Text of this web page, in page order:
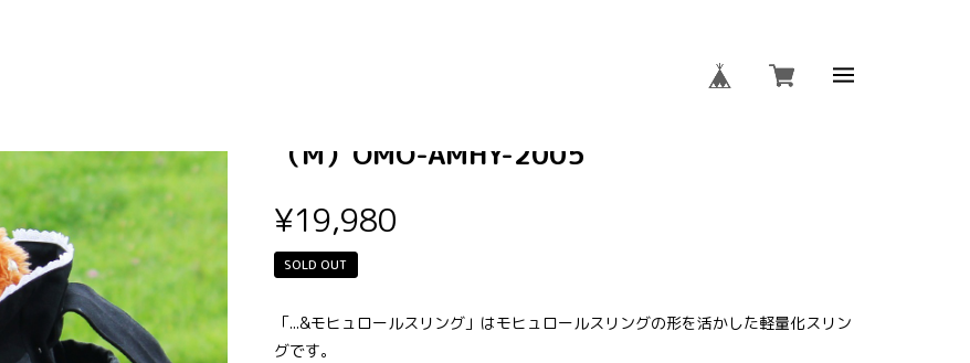
（M）OMO-AMHY-2005
¥19,980
SOLD OUT
「...&モヒュロールスリング」はモヒュロールスリングの形を活かした軽量化スリン
グです。